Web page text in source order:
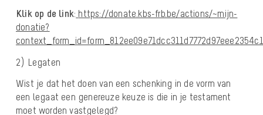
Klik op de link: https://donate.kbs-frb.be/actions/~mijn-
donatie?
2) Legaten
Wist je dat het doen van een schenking in de vorm van
een legaat een genereuze keuze is die in je testament
moet worden vastgelegd?